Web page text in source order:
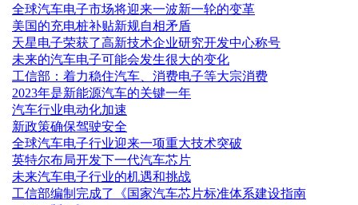
全球汽车电子市场将迎来一波新一轮的变革
美国的充电桩补贴新规自相矛盾
天星电子荣获了高新技术企业研究开发中心称号
​未来的汽车电子可能会发生很大的变化
工信部：着力稳住汽车、消费电子等大宗消费
2023年是新能源汽车的关键一年
汽车行业电动化加速
新政策确保驾驶安全
全球汽车电子行业迎来一项重大技术突破
英特尔布局开发下一代汽车芯片
未来汽车电子行业的机遇和挑战
工信部编制完成了《国家汽车芯片标准体系建设指南